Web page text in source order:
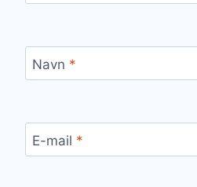
Navn *
E-mail *